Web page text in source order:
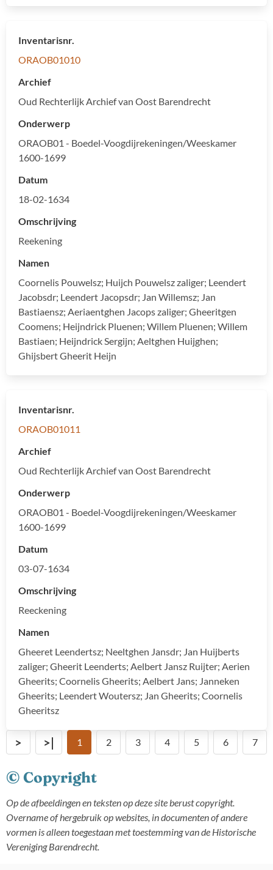
Inventarisnr.
ORAOB01010
Archief
Oud Rechterlijk Archief van Oost Barendrecht
Onderwerp
ORAOB01 - Boedel-Voogdijrekeningen/Weeskamer
1600-1699
Datum
18-02-1634
Omschrijving
Reekening
Namen
Coornelis Pouwelsz; Huijch Pouwelsz zaliger; Leendert
Jacobsdr; Leendert Jacopsdr; Jan Willemsz; Jan
Bastiaensz; Aeriaentghen Jacops zaliger; Gheeritgen
Coomens; Heijndrick Pluenen; Willem Pluenen; Willem
Bastiaen; Heijndrick Sergijn; Aeltghen Huijghen;
Ghijsbert Gheerit Heijn
Inventarisnr.
ORAOB01011
Archief
Oud Rechterlijk Archief van Oost Barendrecht
Onderwerp
ORAOB01 - Boedel-Voogdijrekeningen/Weeskamer
1600-1699
Datum
03-07-1634
Omschrijving
Reeckening
Namen
Gheeret Leendertsz; Neeltghen Jansdr; Jan Huijberts
zaliger; Gheerit Leenderts; Aelbert Jansz Ruijter; Aerien
Gheerits; Coornelis Gheerits; Aelbert Jans; Janneken
Gheerits; Leendert Woutersz; Jan Gheerits; Coornelis
Gheeritsz
> >| 1 2 3 4 5 6 7
© Copyright
Op de afbeeldingen en teksten op deze site berust copyright.
Overname of hergebruik op websites, in documenten of andere
vormen is alleen toegestaan met toestemming van de Historische
Vereniging Barendrecht.